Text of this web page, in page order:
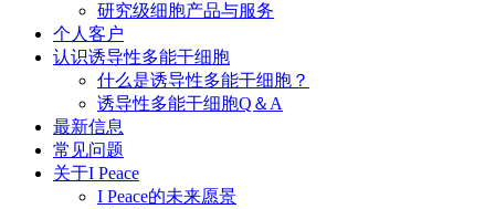
研究级细胞产品与服务
个人客户
认识诱导性多能干细胞
什么是诱导性多能干细胞？
诱导性多能干细胞Q＆A
最新信息
常见问题
关于I Peace
I Peace的未来愿景